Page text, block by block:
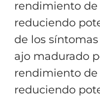
rendimiento de
reduciendo
de los
ajo madurado
rendimiento de
reduciendo